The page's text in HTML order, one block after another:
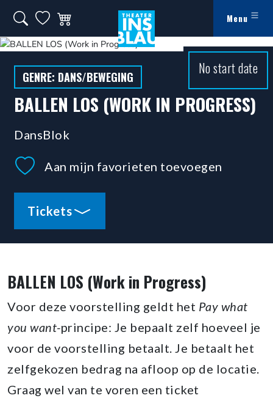
Ga naar hoofdinhoud
Zoeken op website
Mijn favorieten
Winkelwagen Menu
Theater Ins Blau - Theater in Leiden
GENRE: DANS/BEWEGING
BALLEN LOS (WORK IN PROGRESS)
DansBlok
Aan mijn favorieten toevoegen
Tickets
No start date
BALLEN LOS (Work in Progress)
Voor deze voorstelling geldt het Pay what
you want-principe: Je bepaalt zelf hoeveel je
voor de voorstelling betaalt. Je betaalt het
zelfgekozen bedrag na afloop op de locatie.
Graag wel van te voren een ticket